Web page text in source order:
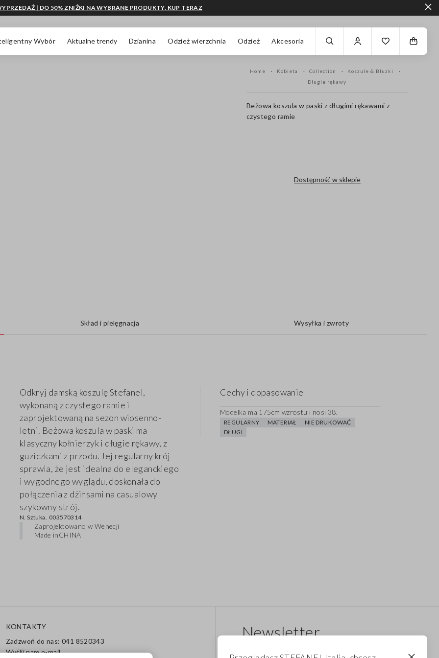
Wybór Aktualne trendy Dzianina Odzież wierzchnia Odzież Akcesoria
| DO 50% ZNIŻKI NA WYBRANE PRODUKTY. KUP TERAZ
Home Kobieta Collection
Koszule & Bluzki
Długie rękawy
Beżowa koszula w paski z długimi rękawami z
czystego ramie
Dostępność w sklepie
Skład i pielęgnacja Wysyłka i zwroty
Odkryj damską koszulę Stefanel,
wykonaną z czystego ramie i
zaprojektowaną na sezon wiosenno-
letni. Beżowa koszula w paski ma
klasyczny kołnierzyk i długie rękawy, z
guziczkami z przodu. Jej regularny krój
sprawia, że jest idealna do eleganckiego
i wygodnego wyglądu, doskonała do
połączenia z dżinsami na casualowy
szykowny strój.
N. Sztuka. 003570314
Zaprojektowano w Wenecji
Made inCHINA
Cechy i dopasowanie
Modelka ma 175cm wzrostu i nosi 38.
REGULARNY MATERIAŁ
NIE DRUKOWAĆ
DŁUGI
KONTAKTY
Zadzwoń do nas: 041 8520343
Wyślij nam e-mail
Newsletter